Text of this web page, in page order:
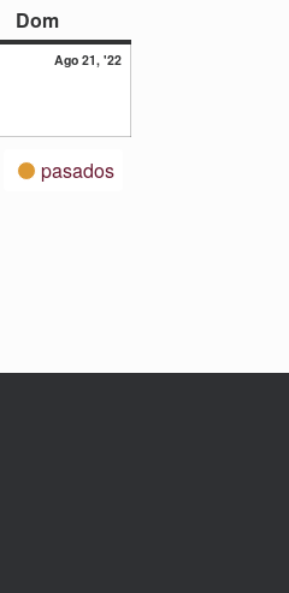
Domdomingo
Ago 21, '2221
pasados